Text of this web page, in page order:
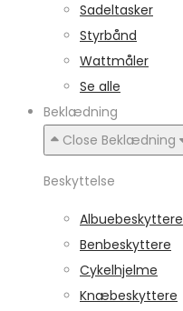
Sadeltasker
Styrbånd
Wattmåler
Se alle
Beklædning
Close Beklædning
Beskyttelse
Albuebeskyttere
Benbeskyttere
Cykelhjelme
Knæbeskyttere